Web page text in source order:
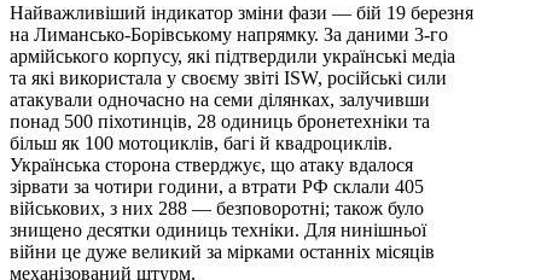
Найважливіший індикатор зміни фази — бій 19 березня
на Лимансько-Борівському напрямку. За даними 3-го
армійського корпусу, які підтвердили українські медіа
та які використала у своєму звіті ISW, російські сили
атакували одночасно на семи ділянках, залучивши
понад 500 піхотинців, 28 одиниць бронетехніки та
більш як 100 мотоциклів, багі й квадроциклів.
Українська сторона стверджує, що атаку вдалося
зірвати за чотири години, а втрати РФ склали 405
військових, з них 288 — безповоротні; також було
знищено десятки одиниць техніки. Для нинішньої
війни це дуже великий за мірками останніх місяців
механізований штурм.